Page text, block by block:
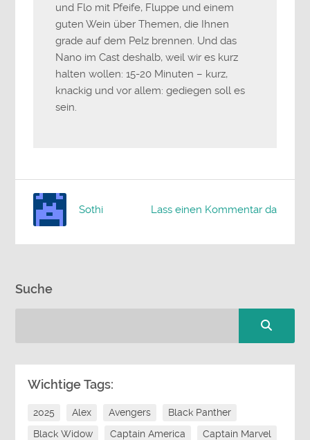
und Flo mit Pfeife, Fluppe und einem
guten Wein über Themen, die Ihnen
grade auf dem Pelz brennen. Und das
Nano im Cast deshalb, weil wir es kurz
halten wollen: 15-20 Minuten – kurz,
knackig und vor allem: gediegen soll es
sein.
Lass einen Kommentar da
Sothi
Suche
Wichtige Tags:
2025 Alex Avengers
Black Panther
Black Widow
Captain America
Captain Marvel